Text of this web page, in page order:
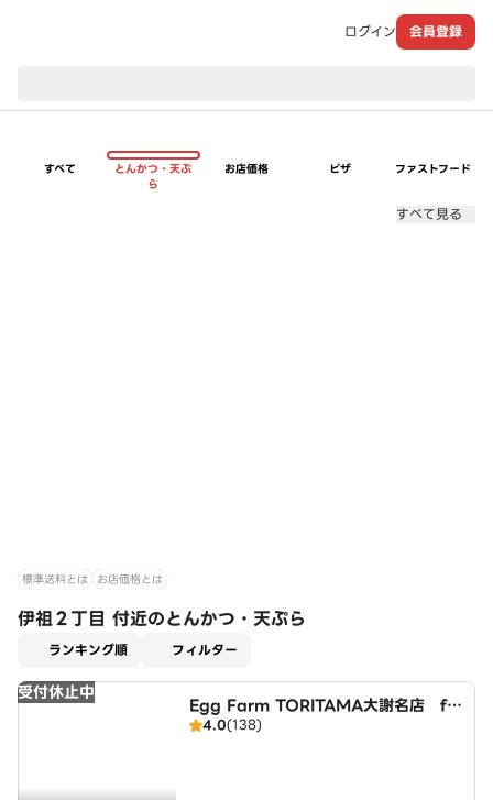
ログイン 会員登録
すべて
とんかつ・天ぷ
ら
お店価格 ピザ ファストフード
すべて見る
標準送料とは お店価格とは
伊祖２丁目 付近のとんかつ・天ぷら
ランキング順 フィルター
受付休止中
Egg Farm TORITAMA大謝名店 fr
om鳥玉
4.0(138)